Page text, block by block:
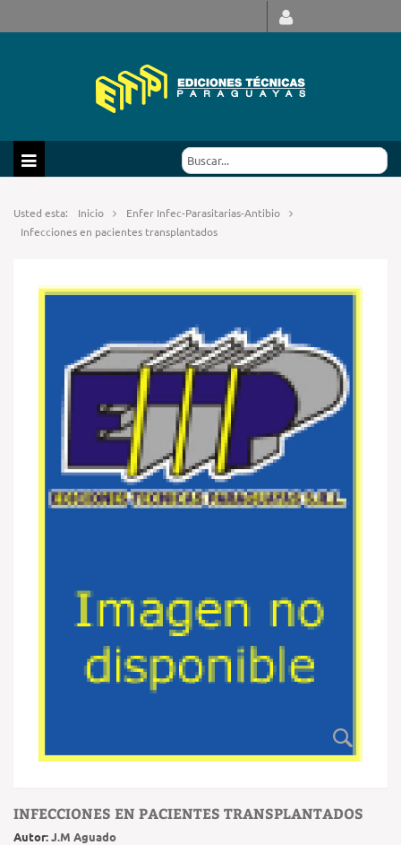
Usted esta: Inicio
Enfer Infec-Parasitarias-Antibio
Infecciones en pacientes transplantados
INFECCIONES EN PACIENTES TRANSPLANTADOS
Autor:J.M Aguado